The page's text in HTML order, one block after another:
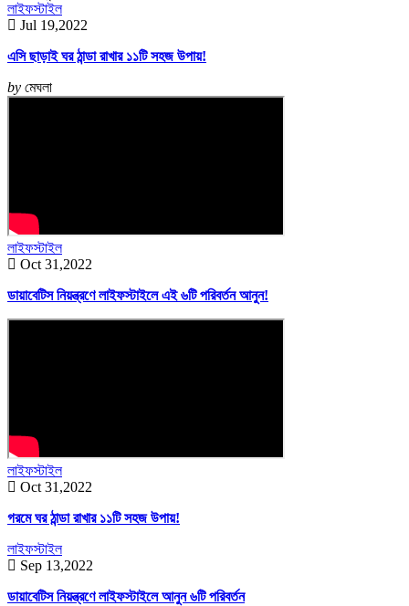
লাইফস্টাইল
Jul 19,2022
এসি ছাড়াই ঘর ঠান্ডা রাখার ১১টি সহজ উপায়!
by মেঘলা
লাইফস্টাইল
Oct 31,2022
ডায়াবেটিস নিয়ন্ত্রণে লাইফস্টাইলে এই ৬টি পরিবর্তন আনুন!
লাইফস্টাইল
Oct 31,2022
গরমে ঘর ঠান্ডা রাখার ১১টি সহজ উপায়!
লাইফস্টাইল
Sep 13,2022
ডায়াবেটিস নিয়ন্ত্রণে লাইফস্টাইলে আনুন ৬টি পরিবর্তন